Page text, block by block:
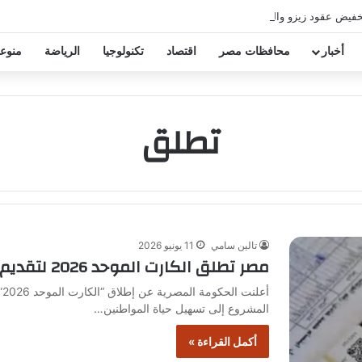
عقود زيزو والشناوي
أخبار محافظات مصر اقتصاد تكنولوجيا الرياضة
تطلق
تالين سامي 11 يونيو 2026
مصر تطلق الكارت الموحد 2026 لتقديم جميع الخدمات في بطاقة واحدة
المشروع إلى تسهيل حياة المواطنين…
أكمل القراءة »